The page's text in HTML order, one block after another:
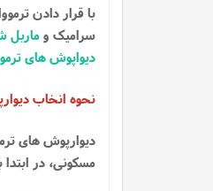
با قرار دادن
سرامیک وماربل
دیواپوش های
نحوه انخاب
دیوارپوش های
مسکونی، در ابتدا